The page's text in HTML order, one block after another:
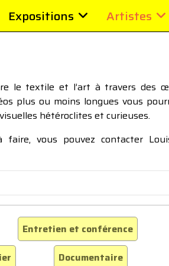
Expositions Artistes
le textile et l’art à travers des
plus ou moins longues vous
hétéroclites et curieuses.
vous pouvez contacter
Entretien et conférence
Documentaire